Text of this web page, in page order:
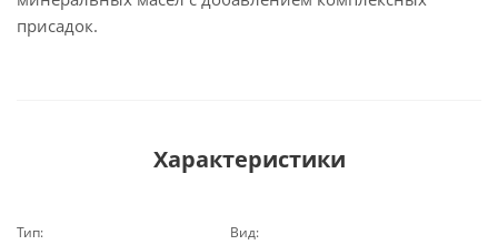
присадок.
Характеристики
Тип: Вид: